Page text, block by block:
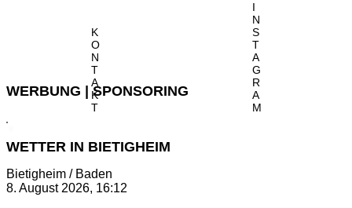
K
O
N
T
A
K
T
I
N
S
T
A
G
R
A
M
WERBUNG | SPONSORING
WETTER IN BIETIGHEIM
Bietigheim / Baden
8. August 2026, 16:12